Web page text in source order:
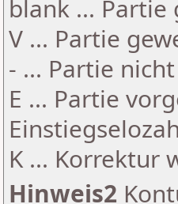
blank ...
V ... Partie
- ... Partie
E ... Partie
K ... Korrektur
Hinweis2